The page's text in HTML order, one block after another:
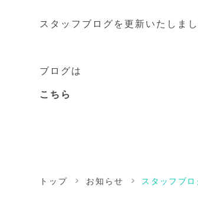
スタッフブログを更新いたしま
ブログは
こちら
トップ お知らせ スタッフブ